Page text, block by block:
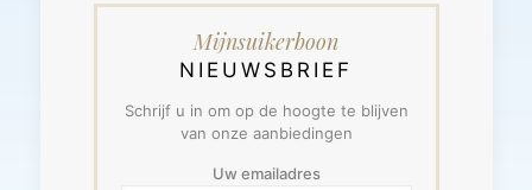
Mijnsuikerboon
NIEUWSBRIEF
Schrijf u in om op de hoogte te blijven
van onze aanbiedingen
Uw emailadres